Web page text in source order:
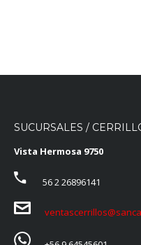
SUCURSALES /
Vista Hermosa 9750
56 2 26896141